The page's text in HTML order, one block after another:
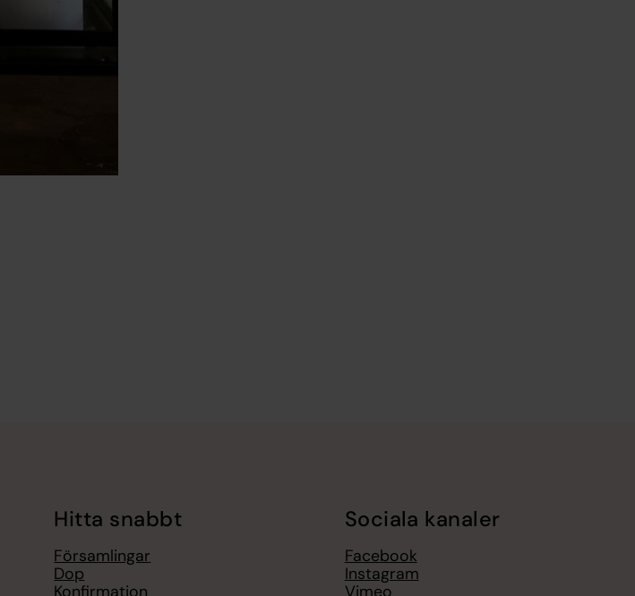
Hitta snabbt
Församlingar
Dop
Konfirmation
Sociala kanaler
Facebook
Instagram
Vimeo